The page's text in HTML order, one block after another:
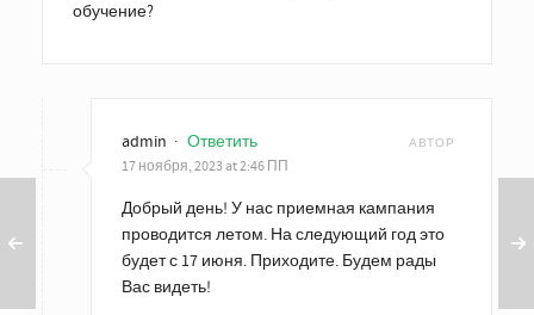
обучение?
admin · Ответить АВТОР
17 ноября, 2023 at 2:46 ПП
Добрый день! У нас приемная кампания
проводится летом. На следующий год это
будет с 17 июня. Приходите. Будем рады
Вас видеть!